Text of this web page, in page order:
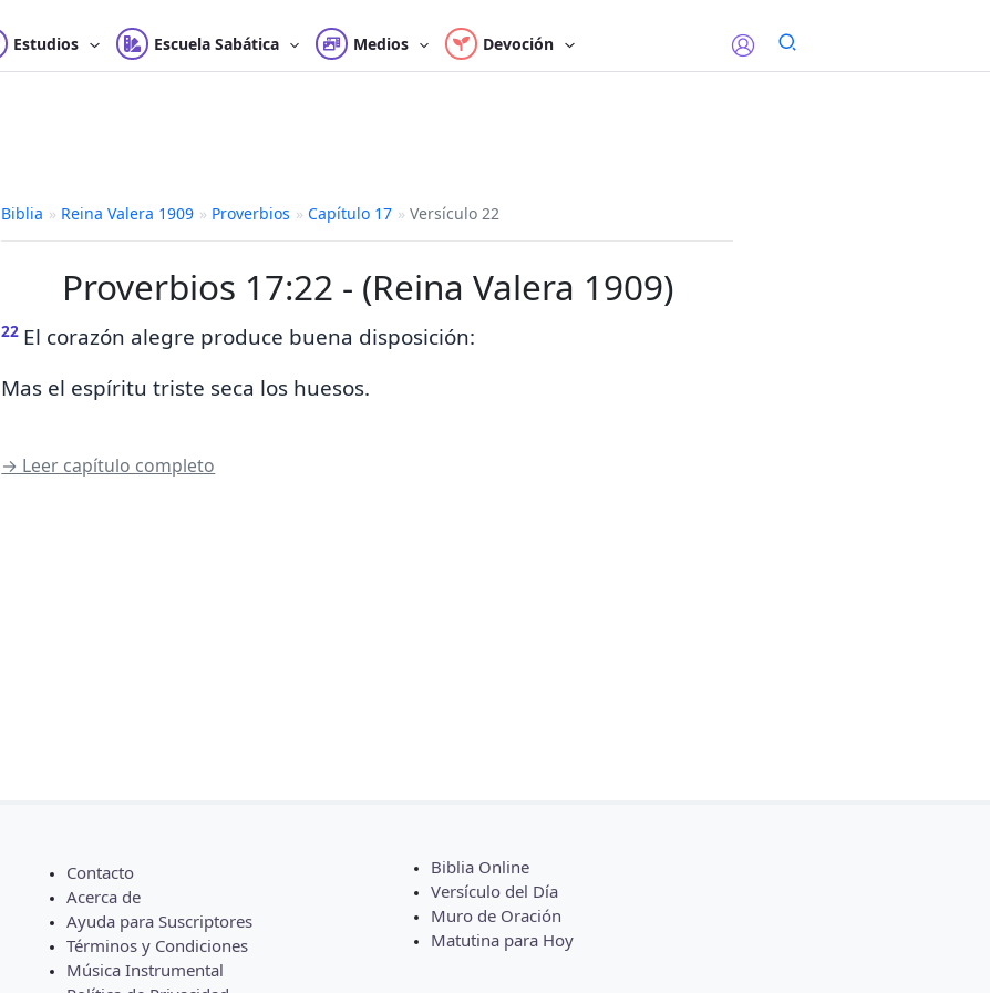
Estudios Escuela Sabática Medios Devoción
Biblia » Reina Valera 1909 » Proverbios » Capítulo 17 » Versículo 22
Proverbios 17:22 - (Reina Valera 1909)
22 El corazón alegre produce buena disposición:
Mas el espíritu triste seca los huesos.
→ Leer capítulo completo
Contacto
Acerca de
Ayuda para Suscriptores
Términos y Condiciones
Música Instrumental
Biblia Online
Versículo del Día
Muro de Oración
Matutina para Hoy